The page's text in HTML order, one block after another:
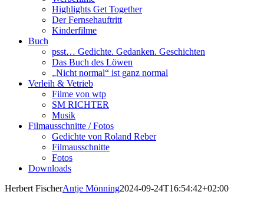
Highlights Get Together
Der Fernsehauftritt
Kinderfilme
Buch
psst… Gedichte. Gedanken. Geschichten
Das Buch des Löwen
„Nicht normal“ ist ganz normal
Verleih & Vetrieb
Filme von wtp
SM RICHTER
Musik
Filmausschnitte / Fotos
Gedichte von Roland Reber
Filmausschnitte
Fotos
Downloads
Herbert FischerAntje Mönning2024-09-24T16:54:42+02:00